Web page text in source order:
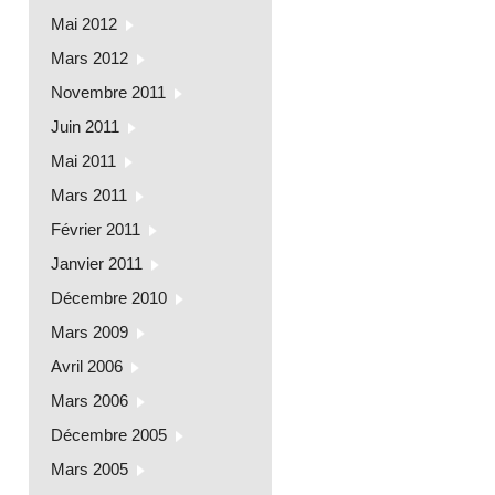
Mai 2012
Mars 2012
Novembre 2011
Juin 2011
Mai 2011
Mars 2011
Février 2011
Janvier 2011
Décembre 2010
Mars 2009
Avril 2006
Mars 2006
Décembre 2005
Mars 2005